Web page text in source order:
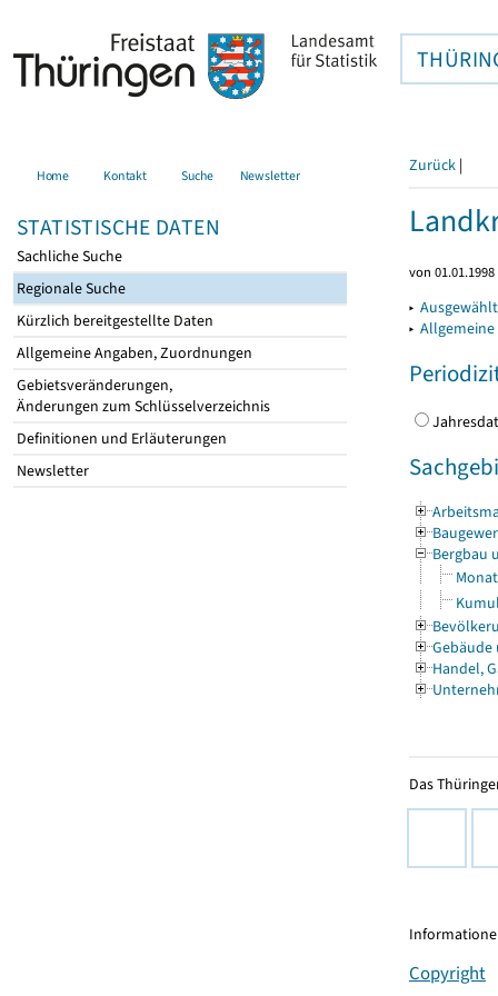
Home Kontakt Suche Newsletter
STATISTISCHE DATEN
Sachliche Suche
Regionale Suche
Kürzlich bereitgestellte Daten
Allgemeine Angaben, Zuordnungen
Gebietsveränderungen,
Änderungen zum Schlüsselverzeichnis
Definitionen und Erläuterungen
Newsletter
Zurück |
von
▸
▸
Bergbau
Gebäude
Handel,
Das
Copyright